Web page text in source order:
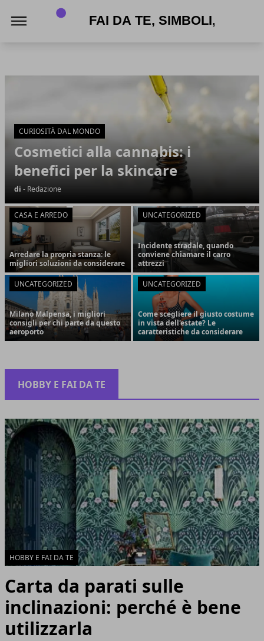
CURIOSITÀ DAL MONDO
Cosmetici alla cannabis: i
benefici per la skincare
di - Redazione
CASA E ARREDO
Arredare la propria stanza: le
migliori soluzioni da considerare
UNCATEGORIZED
Incidente stradale, quando
conviene chiamare il carro
attrezzi
UNCATEGORIZED
Milano Malpensa, i migliori
consigli per chi parte da questo
aeroporto
UNCATEGORIZED
Come scegliere il giusto costume
in vista dell'estate? Le
caratteristiche da considerare
HOBBY E FAI DA TE
HOBBY E FAI DA TE
Carta da parati sulle
inclinazioni: perché è bene
utilizzarla